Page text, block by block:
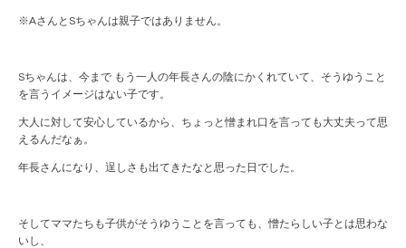
※AさんとSちゃんは親子ではありません。
Sちゃんは、今まで もう一人の年長さんの陰にかくれていて、そうゆうこと
を言うイメージはない子です。
大人に対して安心しているから、ちょっと憎まれ口を言っても大丈夫って思
えるんだなぁ。
年長さんになり、逞しさも出てきたなと思った日でした。
そしてママたちも子供がそうゆうことを言っても、憎たらしい子とは思わな
いし、